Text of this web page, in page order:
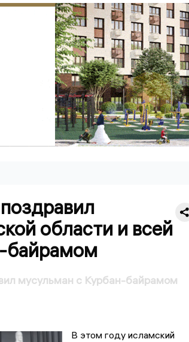
области и всей
байрамом
мусульман с Курбан-байрамом
В этом году исламский